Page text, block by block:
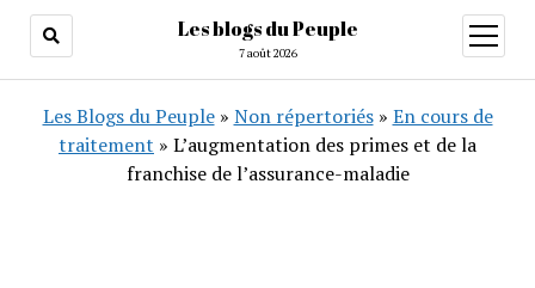
Les blogs du Peuple
7 août 2026
ouvrir
menu
Les Blogs du Peuple» Non répertoriés» En cours de
traitement » L’augmentation des primes et de la
franchise de l’assurance-maladie